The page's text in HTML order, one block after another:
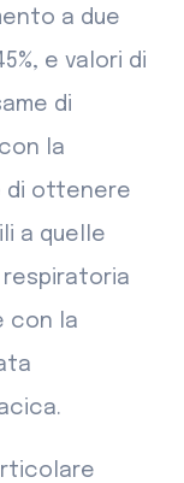
a due
e valori di
di
la
di ottenere
a quelle
con la